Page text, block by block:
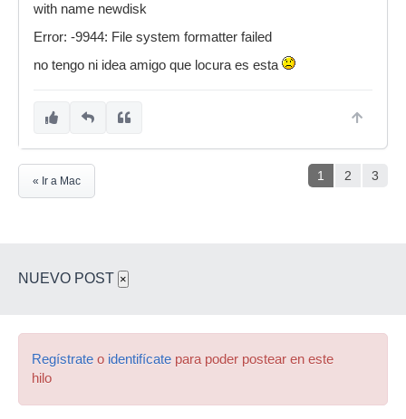
with name newdisk
Error: -9944: File system formatter failed
no tengo ni idea amigo que locura es esta
1 2 3
« Ir a Mac
NUEVO POST ×
Regístrate o identifícate para poder postear en este
hilo